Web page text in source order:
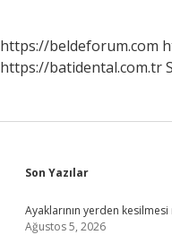
https://beldeforum.com
https://batidental.com.tr
Sidebar
Son Yazılar
Ayaklarının yerden
Ağustos 5, 2026